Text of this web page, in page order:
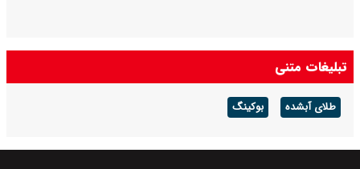
تبلیغات متنی
طلای آبشده بوکینگ